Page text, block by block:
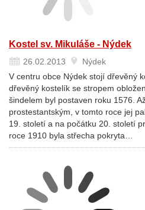
Kostel sv. Mikuláše - Nýdek
26.02.2013
Nýdek
V centru obce Nýdek stojí dřevěný
dřevěný kostelík se stropem
šindelem byl postaven roku 1576.
prostestantským, v tomto roce jej
19. století a na počátku 20. století
roce 1910 byla střecha pokryta…